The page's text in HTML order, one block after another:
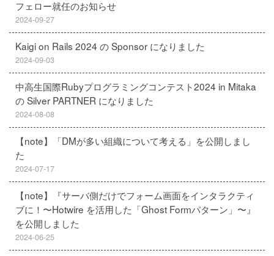
フェロー就任のお知らせ
2024-09-27
Kaigi on Rails 2024 の Sponsor になりました
2024-09-03
中高生国際Rubyプログラミングコンテスト2024 in Mitaka
の Silver PARTNER になりました
2024-08-08
【note】「DMが多い組織について考える」を公開しまし
た
2024-07-17
【note】『サーバ側だけでフォーム画面をインタラクティ
ブに！〜Hotwire を活用した「Ghost Formパターン」〜』
を公開しました
2024-06-25